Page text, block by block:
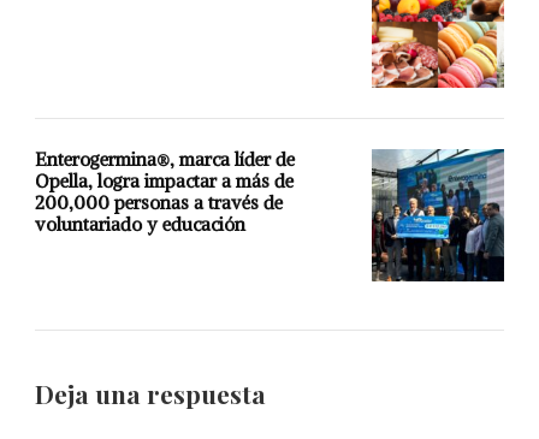
Enterogermina®, marca líder de
Opella, logra impactar a más de
200,000 personas a través de
voluntariado y educación
Deja una respuesta